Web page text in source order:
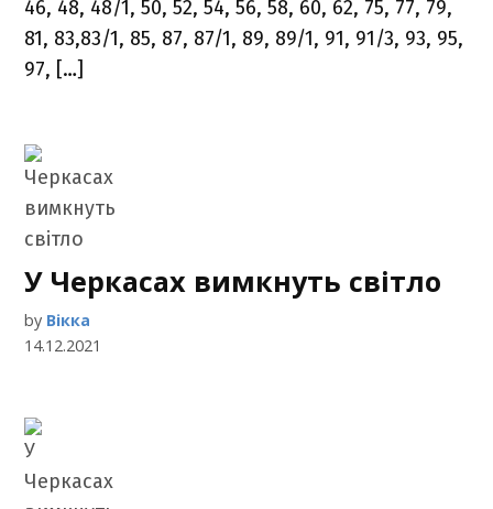
46, 48, 48/1, 50, 52, 54, 56, 58, 60, 62, 75, 77, 79,
81, 83,83/1, 85, 87, 87/1, 89, 89/1, 91, 91/3, 93, 95,
97, […]
У Черкасах вимкнуть світло
by Вікка
14.12.2021